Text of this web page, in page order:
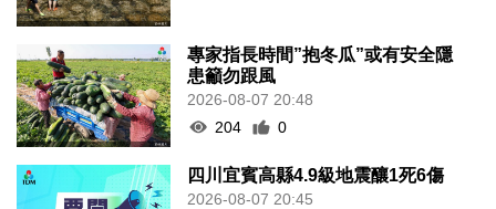
專家指長時間”抱冬瓜”或有安全隱
患籲勿跟風
2026-08-07 20:48
204
0
四川宜賓高縣4.9級地震釀1死6傷
2026-08-07 20:45